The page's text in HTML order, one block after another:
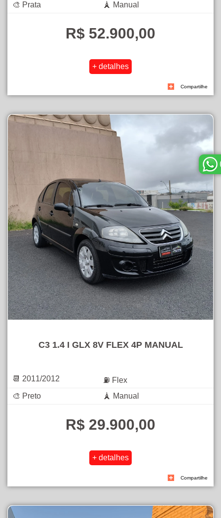
🎨 Prata
🗼 Manual
R$ 52.900,00
Compartilhe
C3 1.4 I GLX 8V FLEX 4P MANUAL
📆 2011/2012
⛽ Flex
🎨 Preto
🗼 Manual
R$ 29.900,00
Compartilhe